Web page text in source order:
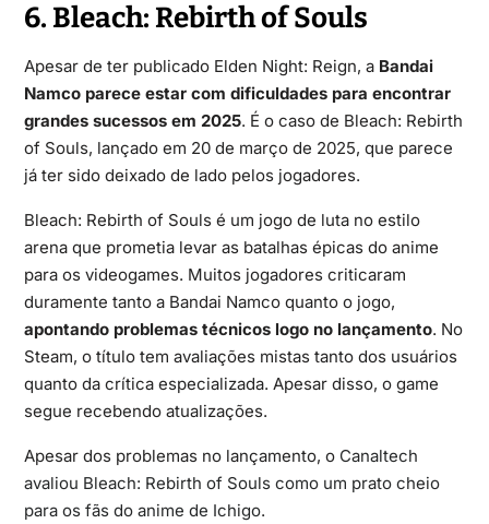
6. Bleach: Rebirth of Souls
Apesar de ter publicado Elden Night: Reign, a Bandai
Namco parece estar com dificuldades para encontrar
grandes sucessos em 2025. É o caso de Bleach: Rebirth
of Souls, lançado em 20 de março de 2025, que parece
já ter sido deixado de lado pelos jogadores.
Bleach: Rebirth of Souls é um jogo de luta no estilo
arena que prometia levar as batalhas épicas do anime
para os videogames. Muitos jogadores criticaram
duramente tanto a Bandai Namco quanto o jogo,
apontando problemas técnicos logo no lançamento. No
Steam, o título tem avaliações mistas tanto dos usuários
quanto da crítica especializada. Apesar disso, o game
segue recebendo atualizações.
Apesar dos problemas no lançamento, o Canaltech
avaliou Bleach: Rebirth of Souls como um prato cheio
para os fãs do anime de Ichigo.